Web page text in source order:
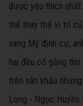
được yêu thích
thể thay thế vị trí
sang Mỹ định cư,
hai đều cố gắng
trên sân khấu
Long - Ngọc Huyền